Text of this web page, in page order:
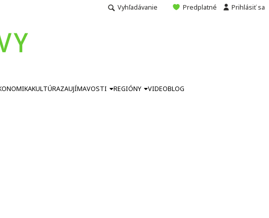
Vyhľadávanie Predplatné Prihlásiť sa
KULTÚRAZAUJÍMAVOSTI REGIÓNY VIDEOBLOG